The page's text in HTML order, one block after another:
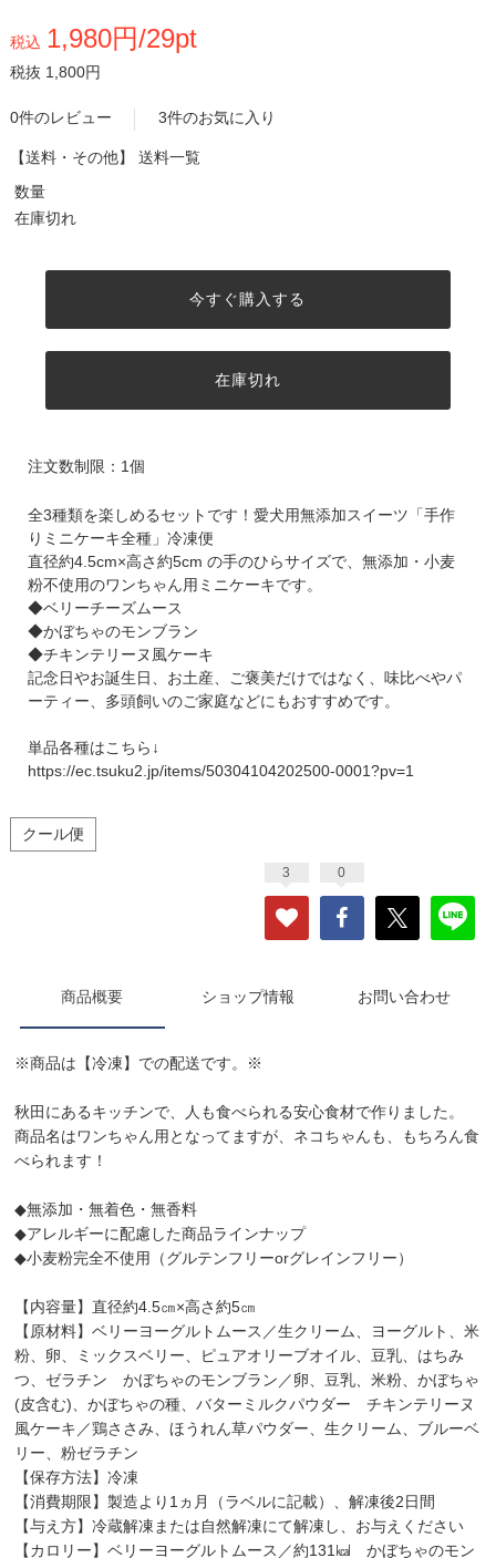
税込 1,980円/29pt
税抜 1,800円
0件のレビュー 3件のお気に入り
【送料・その他】 送料一覧
数量
在庫切れ
今すぐ購入する
在庫切れ
注文数制限：1個
全3種類を楽しめるセットです！愛犬用無添加スイーツ「手作
りミニケーキ全種」冷凍便
直径約4.5cm×高さ約5cm の手のひらサイズで、無添加・小麦
粉不使用のワンちゃん用ミニケーキです。
◆ベリーチーズムース
◆かぼちゃのモンブラン
◆チキンテリーヌ風ケーキ
記念日やお誕生日、お土産、ご褒美だけではなく、味比べやパ
ーティー、多頭飼いのご家庭などにもおすすめです。
単品各種はこちら↓
https://ec.tsuku2.jp/items/50304104202500-0001?pv=1
クール便
3 0
商品概要 ショップ情報 お問い合わせ
※商品は【冷凍】での配送です。※
秋田にあるキッチンで、人も食べられる安心食材で作りました。
商品名はワンちゃん用となってますが、ネコちゃんも、もちろん食
べられます！
◆無添加・無着色・無香料
◆アレルギーに配慮した商品ラインナップ
◆小麦粉完全不使用（グルテンフリーorグレインフリー）
【内容量】直径約4.5㎝×高さ約5㎝
【原材料】ベリーヨーグルトムース／生クリーム、ヨーグルト、米
粉、卵、ミックスベリー、ピュアオリーブオイル、豆乳、はちみ
つ、ゼラチン かぼちゃのモンブラン／卵、豆乳、米粉、かぼちゃ
(皮含む)、かぼちゃの種、バターミルクパウダー チキンテリーヌ
風ケーキ／鶏ささみ、ほうれん草パウダー、生クリーム、ブルーベ
リー、粉ゼラチン
【保存方法】冷凍
【消費期限】製造より1ヵ月（ラベルに記載）、解凍後2日間
【与え方】冷蔵解凍または自然解凍にて解凍し、お与えください
【カロリー】ベリーヨーグルトムース／約131㎉ かぼちゃのモン